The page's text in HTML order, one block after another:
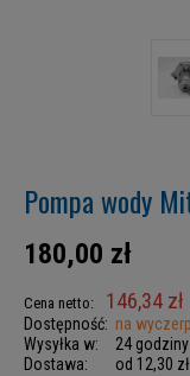
Pompa wody
180,00 zł
Cena netto: 146,34 zł
Dostępność: na
Wysyłka w:
24 godziny
Dostawa:
od 12,30 zł